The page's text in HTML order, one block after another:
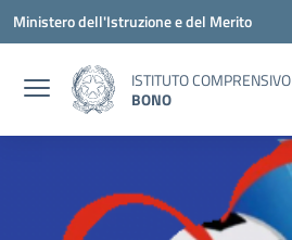
Vai ai contenuti
Vai al menu di navigazione
Vai al footer
Ministero dell'Istruzione e del Merito
ISTITUTO COMPRENSIVO
BONO